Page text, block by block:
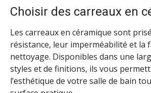
Choisir des carreaux en
Les carreaux en céramique sont
résistance, leur imperméabilité et la
nettoyage. Disponibles dans une
styles et de finitions, ils vous
l’esthétique de votre salle de bain